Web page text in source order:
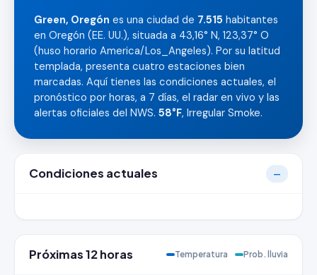
Green, Oregón es una ciudad de 7.515 habitantes
en Oregón (EE. UU.), situada a 43,16° N, 123,37° O
(huso horario America/Los_Angeles). Por su latitud
templada, presenta cuatro estaciones bien
marcadas. Aquí tienes las condiciones actuales, el
pronóstico por horas, a 7 días, el radar en vivo y las
alertas oficiales del NWS. 58°F, Irregular Smoke.
Condiciones actuales —
Próximas 12 horas Temperatura Prob. lluvia